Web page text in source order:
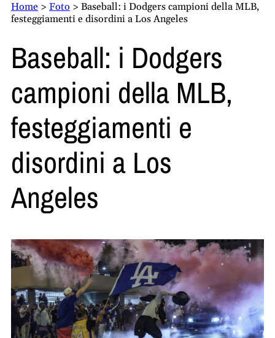
Home > Foto > Baseball: i Dodgers campioni della MLB,
festeggiamenti e disordini a Los Angeles
Baseball: i Dodgers
campioni della MLB,
festeggiamenti e
disordini a Los
Angeles